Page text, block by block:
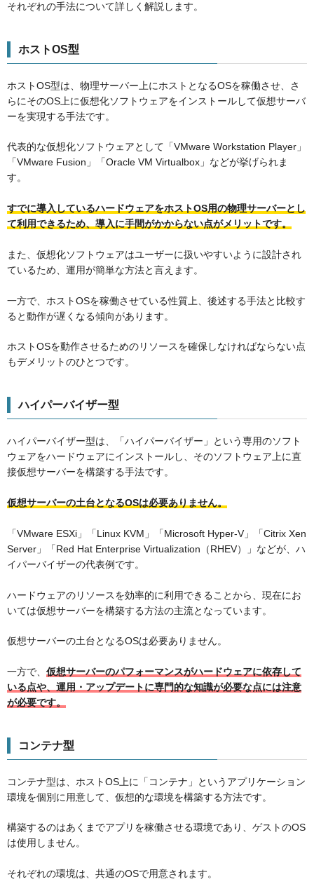
それぞれの手法について詳しく解説します。
ホストOS型
ホストOS型は、物理サーバー上にホストとなるOSを稼働させ、さ
らにそのOS上に仮想化ソフトウェアをインストールして仮想サーバ
ーを実現する手法です。
代表的な仮想化ソフトウェアとして「VMware Workstation Player」
「VMware Fusion」「Oracle VM Virtualbox」などが挙げられま
す。
すでに導入しているハードウェアをホストOS用の物理サーバーとし
て利用できるため、導入に手間がかからない点がメリットです。
また、仮想化ソフトウェアはユーザーに扱いやすいように設計され
ているため、運用が簡単な方法と言えます。
一方で、ホストOSを稼働させている性質上、後述する手法と比較す
ると動作が遅くなる傾向があります。
ホストOSを動作させるためのリソースを確保しなければならない点
もデメリットのひとつです。
ハイパーバイザー型
ハイパーバイザー型は、「ハイパーバイザー」という専用のソフト
ウェアをハードウェアにインストールし、そのソフトウェア上に直
接仮想サーバーを構築する手法です。
仮想サーバーの土台となるOSは必要ありません。
「VMware ESXi」「Linux KVM」「Microsoft Hyper-V」「Citrix Xen
Server」「Red Hat Enterprise Virtualization（RHEV）」などが、ハ
イパーバイザーの代表例です。
ハードウェアのリソースを効率的に利用できることから、現在にお
いては仮想サーバーを構築する方法の主流となっています。
仮想サーバーの土台となるOSは必要ありません。
一方で、 仮想サーバーのパフォーマンスがハードウェアに依存して
いる点や、運用・アップデートに専門的な知識が必要な点には注意
が必要です。
コンテナ型
コンテナ型は、ホストOS上に「コンテナ」というアプリケーション
環境を個別に用意して、仮想的な環境を構築する方法です。
構築するのはあくまでアプリを稼働させる環境であり、ゲストのOS
は使用しません。
それぞれの環境は、共通のOSで用意されます。